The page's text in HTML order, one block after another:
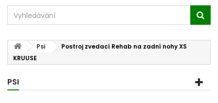
Psi
Postroj zvedací Rehab na zadní nohy XS
KRUUSE
PSI